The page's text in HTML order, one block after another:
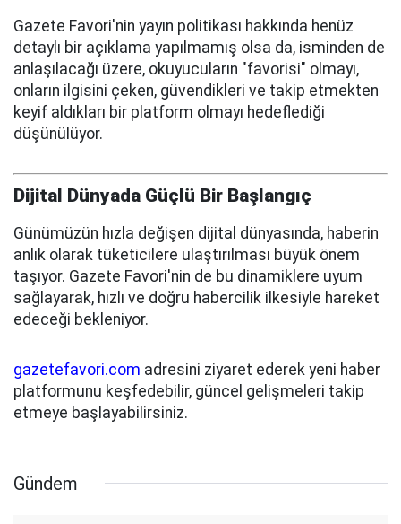
Gazete Favori'nin yayın politikası hakkında henüz
detaylı bir açıklama yapılmamış olsa da, isminden de
anlaşılacağı üzere, okuyucuların "favorisi" olmayı,
onların ilgisini çeken, güvendikleri ve takip etmekten
keyif aldıkları bir platform olmayı hedeflediği
düşünülüyor.
Dijital Dünyada Güçlü Bir Başlangıç
Günümüzün hızla değişen dijital dünyasında, haberin
anlık olarak tüketicilere ulaştırılması büyük önem
taşıyor. Gazete Favori'nin de bu dinamiklere uyum
sağlayarak, hızlı ve doğru habercilik ilkesiyle hareket
edeceği bekleniyor.
gazetefavori.com adresini ziyaret ederek yeni haber
platformunu keşfedebilir, güncel gelişmeleri takip
etmeye başlayabilirsiniz.
Gündem